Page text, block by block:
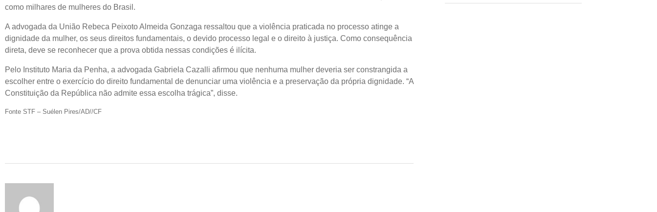
como milhares de mulheres do Brasil.
A advogada da União Rebeca Peixoto Almeida Gonzaga ressaltou que a violência praticada no processo atinge a
dignidade da mulher, os seus direitos fundamentais, o devido processo legal e o direito à justiça. Como consequência
direta, deve se reconhecer que a prova obtida nessas condições é ilícita.
Pelo Instituto Maria da Penha, a advogada Gabriela Cazalli afirmou que nenhuma mulher deveria ser constrangida a
escolher entre o exercício do direito fundamental de denunciar uma violência e a preservação da própria dignidade. “A
Constituição da República não admite essa escolha trágica”, disse.
Fonte STF – Suélen Pires/AD//CF